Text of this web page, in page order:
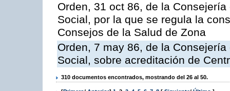
Orden, 31 oct 86, de la
Social, por la que se regula la
Consejos de la Salud de Zona
Orden, 7 may 86, de la
Social, sobre acreditación de
310 documentos encontrados, mostrando del 26 al 50.